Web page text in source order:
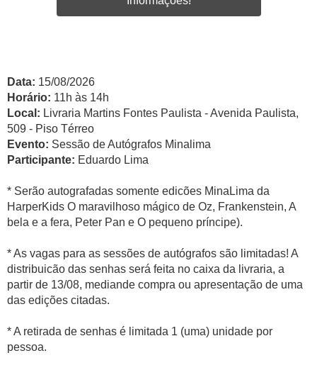
Data: 15/08/2026
Horário: 11h às 14h
Local: Livraria Martins Fontes Paulista - Avenida Paulista,
509 - Piso Térreo
Evento: Sessão de Autógrafos Minalima
Participante: Eduardo Lima
* Serão autografadas somente edicões MinaLima da
HarperKids O maravilhoso mágico de Oz, Frankenstein, A
bela e a fera, Peter Pan e O pequeno príncipe).
* As vagas para as sessões de autógrafos são limitadas! A
distribuicão das senhas será feita no caixa da livraria, a
partir de 13/08, mediande compra ou apresentação de uma
das edições citadas.
* A retirada de senhas é limitada 1 (uma) unidade por
pessoa.